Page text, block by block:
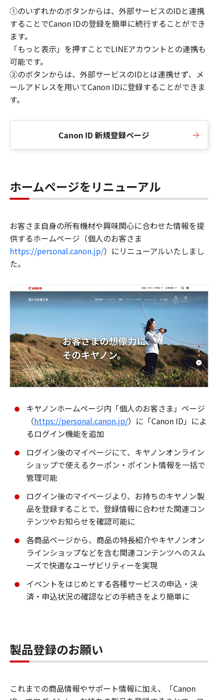
①のいずれかのボタンからは、外部サービスのIDと連携
することでCanon IDの登録を簡単に続行することができ
ます。
「もっと表示」を押すことでLINEアカウントとの連携も
可能です。
②のボタンからは、外部サービスのIDとは連携せず、メ
ールアドレスを用いてCanon IDに登録することができま
す。
Canon ID 新規登録ページ
ホームページをリニューアル
お客さま自身の所有機材や興味関心に合わせた情報を提
供するホームページ（個人のお客さま
https://personal.canon.jp/）にリニューアルいたしまし
た。
キヤノンホームページ内「個人のお客さま」ページ
（https://personal.canon.jp/）に「Canon ID」によ
るログイン機能を追加
ログイン後のマイページにて、キヤノンオンライン
ショップで使えるクーポン・ポイント情報を一括で
管理可能
ログイン後のマイページより、お持ちのキヤノン製
品を登録することで、登録情報に合わせた関連コン
テンツやお知らせを確認可能に
各商品ページから、商品の特長紹介やキヤノンオン
ラインショップなどを含む関連コンテンツへのスム
ーズで快適なユーザビリティーを実現
イベントをはじめとする各種サービスの申込・決
済・申込状況の確認などの手続きをより簡単に
製品登録のお願い
これまでの商品情報やサポート情報に加え、「Canon